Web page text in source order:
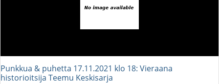
Punkkua & puhetta 17.11.2021 klo 18: Vieraana
historioitsija Teemu Keskisarja